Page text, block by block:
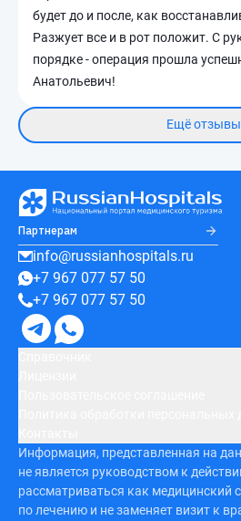
будет до и после, как
Разжует все и в рот положит. С
порядке - операция прошла
Анатольевич!
Ещё отзывы
Партнерам
info@russianhospitals.ru
+7 967 077 57 50
+7 967 077 57 50
Информация, представленная на
не является руководством к
рассматриваться как медицинский
по лечению и не заменяет визит к